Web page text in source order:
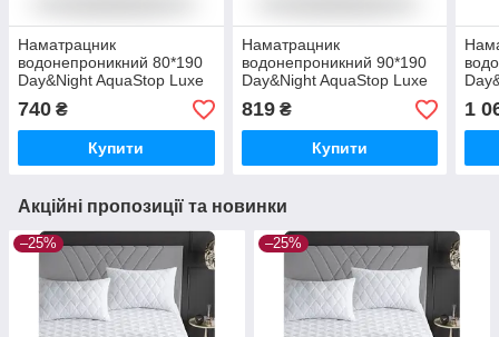
Наматрацник
водонепроникний 80*190
Day&Night AquaStop Luxe
740 ₴
Купити
Наматрацник
водонепроникний 90*190
Day&Night AquaStop Luxe
819₴
Купити
1
Акційні пропозиції та новинки
–25% –25%